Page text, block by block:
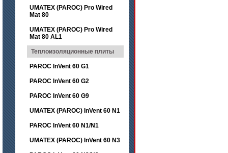
UMATEX (PAROC) Pro Wired
Mat 80
UMATEX (PAROC) Pro Wired
Mat 80 AL1
Теплоизоляционные плиты
PAROC InVent 60 G1
PAROC InVent 60 G2
PAROC InVent 60 G9
UMATEX (PAROC) InVent 60 N1
PAROC InVent 60 N1/N1
UMATEX (PAROC) InVent 60 N3